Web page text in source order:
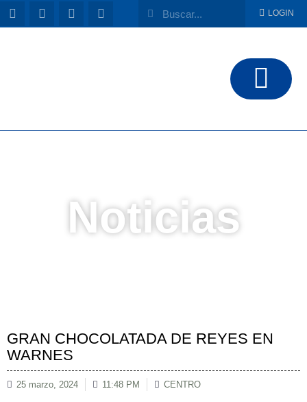
LOGIN
Noticias
GRAN CHOCOLATADA DE REYES EN
WARNES
25 marzo, 2024 11:48 PM CENTRO